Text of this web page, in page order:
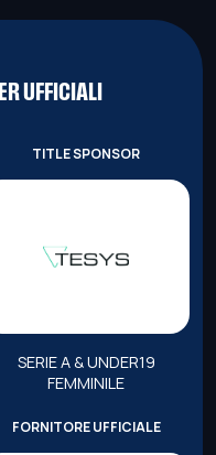
UFFICIALI
TITLE SPONSOR
SERIE A & UNDER19
FEMMINILE
FORNITORE UFFICIALE